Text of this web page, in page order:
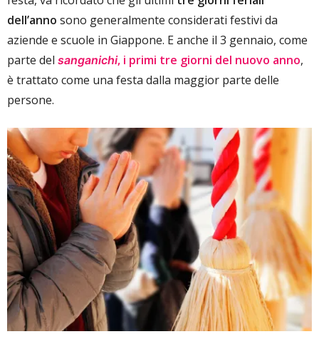
dell’anno sono generalmente considerati festivi da
aziende e scuole in Giappone. E anche il 3 gennaio, come
parte del sanganichi, i primi tre giorni del nuovo anno,
è trattato come una festa dalla maggior parte delle
persone.